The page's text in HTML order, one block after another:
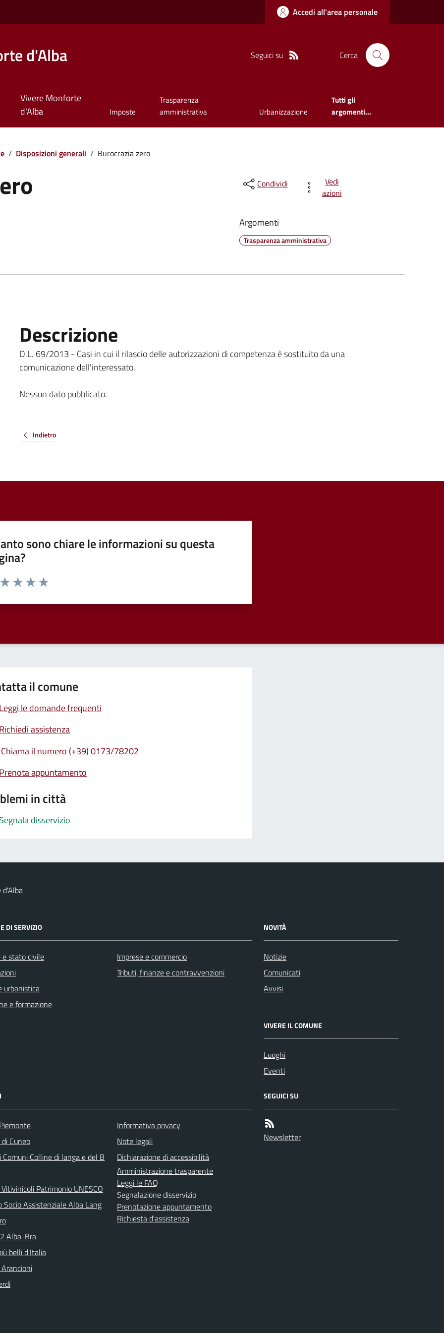
Accedi all'area personale
d'Alba Seguici su Cerca
Vivere Monforte
d'Alba
Imposte
Trasparenza
amministrativa
Urbanizzazione
Tutti gli
argomenti...
/ Disposizioni generali / Burocrazia zero
Condividi
Vedi
azioni
Argomenti
Trasparenza amministrativa
Descrizione
D.L. 69/2013 - Casi in cui il rilascio delle autorizzazioni di competenza è sostituito da una
comunicazione dell'interessato.
Nessun dato pubblicato.
Indietro
sono chiare le informazioni su questa
da 1 a 5 stelle la pagina
il comune
Leggi le domande frequenti
Richiedi assistenza
Chiama il numero (+39) 0173/78202
Prenota appuntamento
in città
Segnala disservizio
d'Alba
DI SERVIZIO
e stato civile
urbanistica
e formazione
Imprese e commercio
Tributi, finanze e contravvenzioni
NOVITÀ
Notizie
Comunicati
Avvisi
VIVERE IL COMUNE
Luoghi
Eventi
Cuneo
Comuni Colline di langa e del B
Patrimonio UNESCO
Socio Assistenziale Alba Lang
Alba-Bra
belli d'Italia
Informativa privacy
Note legali
Dichiarazione di accessibilità
Amministrazione trasparente
Leggi le FAQ
Segnalazione disservizio
Prenotazione appuntamento
Richiesta d'assistenza
SEGUICI SU
Newsletter